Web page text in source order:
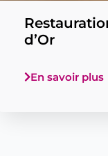
d’Or
En savoir plus